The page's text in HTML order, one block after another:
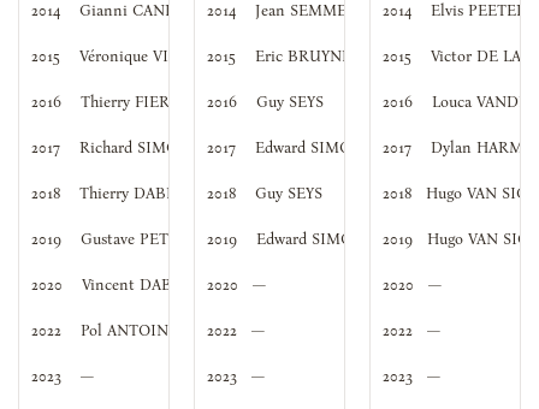
2014 Gianni CANDIDO
2015 Véronique VIALLE
2016 Thierry FIERENS
2017 Richard SIMON
2018 Thierry DABÉE
2019 Gustave PETRUS
2020 Vincent DABÉE
2022 Pol ANTOINE
2023    —
2014 Jean SEMMELING
2015 Eric BRUYNEEL
2016 Guy SEYS
2017 Edward SIMONEZ
2018 Guy SEYS
2019 Edward SIMONEZ
2020 —
2022 —
2023   —
2014 Elvis
2015 Victor DE LA
2016 Louca
2017 Dylan
2018
Hugo VAN
2019
Hugo VAN
2020 —
2022 —
2023   —